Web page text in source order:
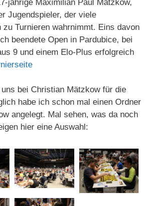
jährige Maximilian Paul Mätzkow,
Jugendspieler, der viele
zu Turnieren wahrnimmt. Eins davon
beendete Open in Pardubice, bei
9 und einem Elo-Plus erfolgreich
bei Christian Mätzkow für die
habe ich schon mal einen Ordner
angelegt. Mal sehen, was da noch
hier eine Auswahl: